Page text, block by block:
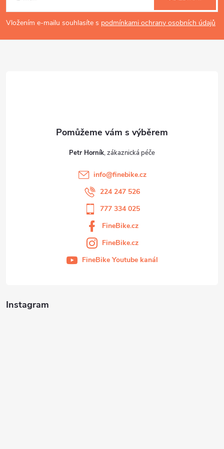
i
s
p
a
Vložením e-mailu souhlasíte s podmínkami ochrany osobních údajů
Instagram
Petr Horník
info@finebike.cz
224 247 526
777 334 025
FineBike.cz
FineBike.cz
FineBike Youtube kanál